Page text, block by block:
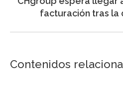
facturación tras la
Contenidos